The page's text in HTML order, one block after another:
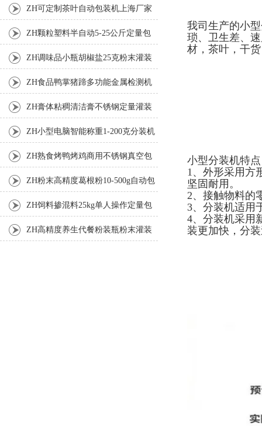
我司生产的小
琐、卫生差、
材，茶叶，干
小型分装机特
1、外形采用方
坚固耐用。
2、接触物料的
3、分装机适用
4、分装机采用
装更加快，分
ZH可定制茶叶自动包装机上海厂家
ZH颗粒塑料半自动5-25公斤定量包
装机 ZH调味品小瓶胡椒盐25克粉末灌装
ZH食品鸭掌猪蹄多功能金属检测机
ZH膏体粘稠清洁膏不锈钢定量灌装
机厂家 ZH小型电脑智能称重1-200克分装机
ZH熟食烤鸭烤鸡商用不锈钢真空包
装机 ZH粉末高精度葛根粉10-500g自动包
装机 ZH饲料掺混料25kg单人操作定量包
装机 ZH高精度养生代餐粉装瓶粉末灌装